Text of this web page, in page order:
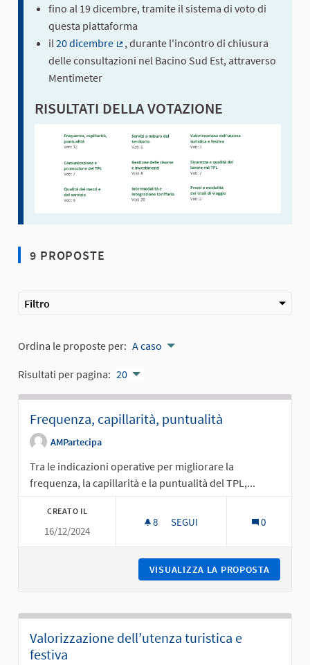
fino al 19 dicembre, tramite il sistema di voto di
questa piattaforma
il 20 dicembre
(Collegamento esterno)
, durante l'incontro di chiusura
delle consultazioni nel Bacino Sud Est, attraverso
Mentimeter
RISULTATI DELLA VOTAZIONE
9 PROPOSTE
Filtro
Ordina le proposte per: A caso
Risultati per pagina: 20
Frequenza, capillarità, puntualità
AMPartecipa
Tra le indicazioni operative per migliorare la
frequenza, la capillarità e la puntualità del TPL,...
CREATO IL
16/12/2024
8 8 SOSTENITORI
SEGUI 0
VISUALIZZA LA PROPOSTA
Valorizzazione dell’utenza turistica e
festiva